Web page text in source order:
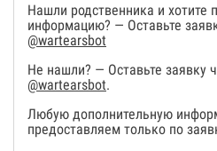
Нашли родственника и хотите
информацию? — Оставьте
@wartearsbot
Не нашли? — Оставьте заявку
@wartearsbot.
Любую дополнительную
предоставляем только по